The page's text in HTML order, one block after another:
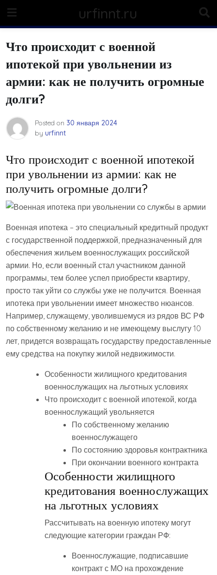
content
urfinnt.ru
Что происходит с военной
ипотекой при увольнении из
армии: как не получить огромные
долги?
Posted on 30 января 2024
by urfinnt
Что происходит с военной ипотекой
при увольнении из армии: как не
получить огромные долги?
Военная ипотека – это специальный кредитный продукт
с государственной поддержкой, предназначенный для
обеспечения жильем военнослужащих российской
армии. Но, если военный стал участником данной
программы, тем более успел приобрести квартиру,
просто так уйти со службы уже не получится. Военная
ипотека при увольнении имеет множество нюансов.
Например, служащему, уволившемуся из рядов ВС РФ
по собственному желанию и не имеющему выслугу 10
лет, придется возвращать государству предоставленные
ему средства на покупку жилой недвижимости.
Особенности жилищного кредитования
военнослужащих на льготных условиях
Что происходит с военной ипотекой, когда
военнослужащий увольняется
По собственному желанию
военнослужащего
По состоянию здоровья контрактника
При окончании военного контракта
Особенности жилищного
кредитования военнослужащих
на льготных условиях
Рассчитывать на военную ипотеку могут
следующие категории граждан РФ:
Военнослужащие, подписавшие
контракт с МО на прохождение